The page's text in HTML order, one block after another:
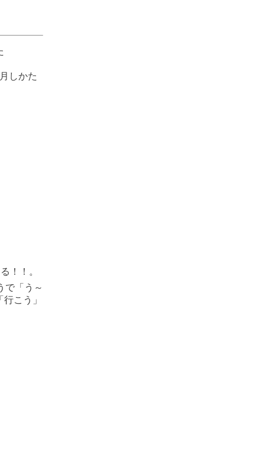
しかた
！！。
で「う～
こう」